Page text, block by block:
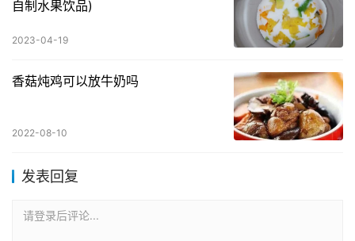
自制水果饮品)
2023-04-19
香菇炖鸡可以放牛奶吗
2022-08-10
发表回复
请登录后评论...